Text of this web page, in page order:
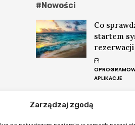
Zarządzaj zgodą
#Nowości
Co
startem
rezerwacji
APLIKACJE